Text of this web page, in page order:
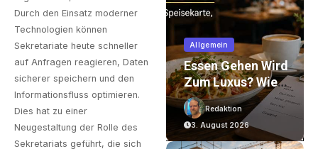
Durch den Einsatz moderner
Technologien können
Sekretariate heute schneller
auf Anfragen reagieren, Daten
sicherer speichern und den
Informationsfluss optimieren.
Dies hat zu einer
Neugestaltung der Rolle des
Sekretariats geführt, die sich
Immobilien
Wohnungsbau In
Der Krise: Worauf
Bauherren Und
Käufer Bei
Kosten,
Redaktion
6. August 2026
Allgemein
Essen Gehen Wird
Zum Luxus? Wie
Gastronomiepreis
E Entstehen Und
Worauf Gäste
Redaktion
3. August 2026